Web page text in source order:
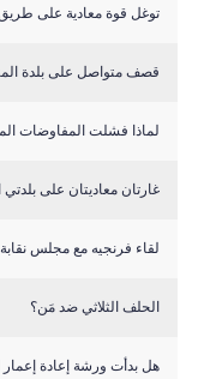
توغل قوة معادية على
قصف متواصل على بلدة
لماذا فشلت المفاوضات
غارتان معاديتان على
لقاء فرنجيه مع مجلس نقابة
الحلف الثلاثي ضد مَن؟
هل بدأت ورشة إعادة إعمار